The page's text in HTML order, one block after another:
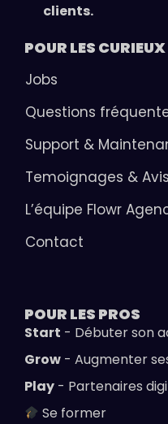
POUR LES CURIEUX
Jobs
Questions
Support &
Temoignages & Avis
L’équipe Flowr
Contact
POUR LES PROS
Start - Débuter son
Grow - Augmenter
Play - Partenaires
Se former
clients.